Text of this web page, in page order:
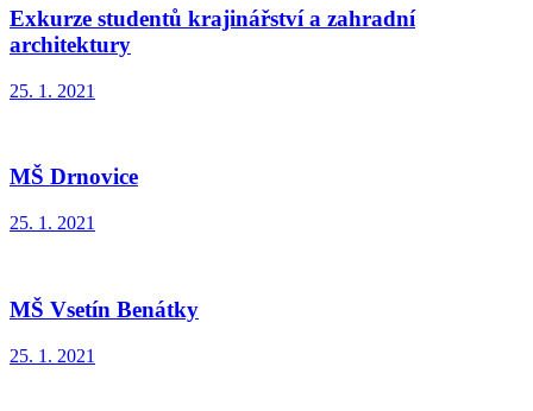
Exkurze studentů krajinářství a zahradní
architektury
25. 1. 2021
MŠ Drnovice
25. 1. 2021
MŠ Vsetín Benátky
25. 1. 2021